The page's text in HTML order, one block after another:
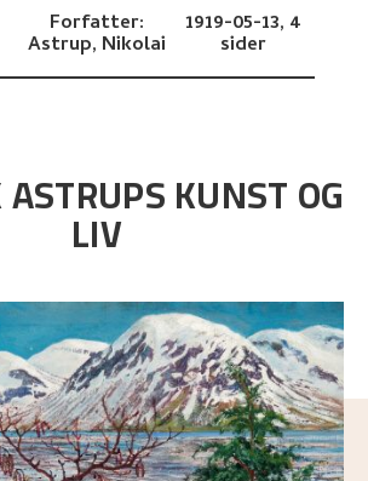
Forfatter:
Astrup, Nikolai
1919-05-13, 4
sider
KUNST OG
LIV